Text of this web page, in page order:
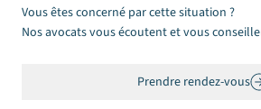
Vous êtes concerné par cette situation ?
Nos avocats vous écoutent et vous
Prendre rendez-vous